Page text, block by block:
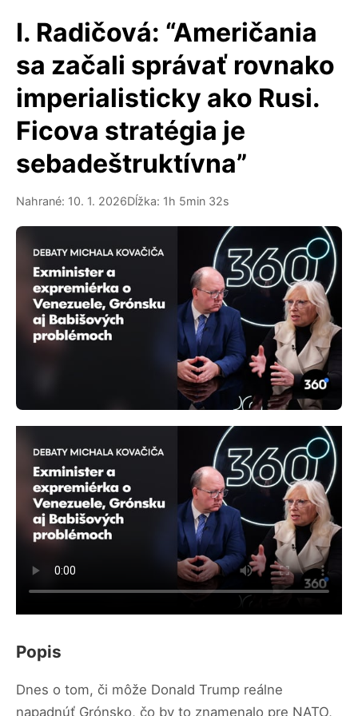
I. Radičová: “Američania
sa začali správať rovnako
imperialisticky ako Rusi.
Ficova stratégia je
sebadeštruktívna”
Nahrané: 10. 1. 2026Dĺžka: 1h 5min 32s
Popis
Dnes o tom, či môže Donald Trump reálne
napadnúť Grónsko, čo by to znamenalo pre NATO,